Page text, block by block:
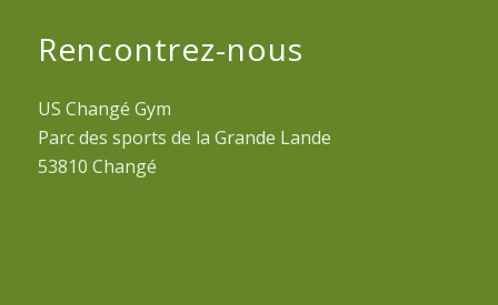
Rencontrez-nous
US Changé Gym
Parc des sports de la Grande Lande
53810 Changé